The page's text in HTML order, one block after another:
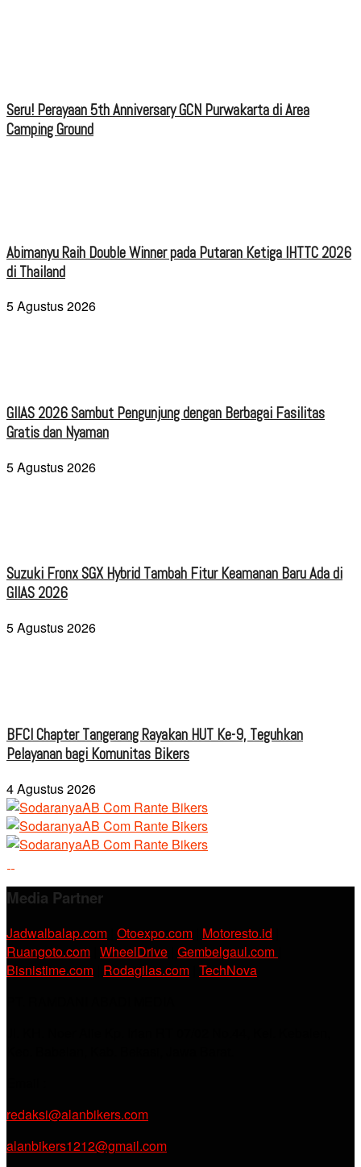
Seru! Perayaan 5th Anniversary GCN Purwakarta di Area
Camping Ground
Abimanyu Raih Double Winner pada Putaran Ketiga IHTTC 2026
di Thailand
5 Agustus 2026
GIIAS 2026 Sambut Pengunjung dengan Berbagai Fasilitas
Gratis dan Nyaman
5 Agustus 2026
Suzuki Fronx SGX Hybrid Tambah Fitur Keamanan Baru Ada di
GIIAS 2026
5 Agustus 2026
BFCI Chapter Tangerang Rayakan HUT Ke-9, Teguhkan
Pelayanan bagi Komunitas Bikers
4 Agustus 2026
Media Partner
Jadwalbalap.com Otoexpo.com Motoresto.id
Ruangoto.com WheelDrive Gembelgaul.com
Bisnistime.com Rodagilas.com TechNova
redaksi@alanbikers.com
alanbikers1212@gmail.com